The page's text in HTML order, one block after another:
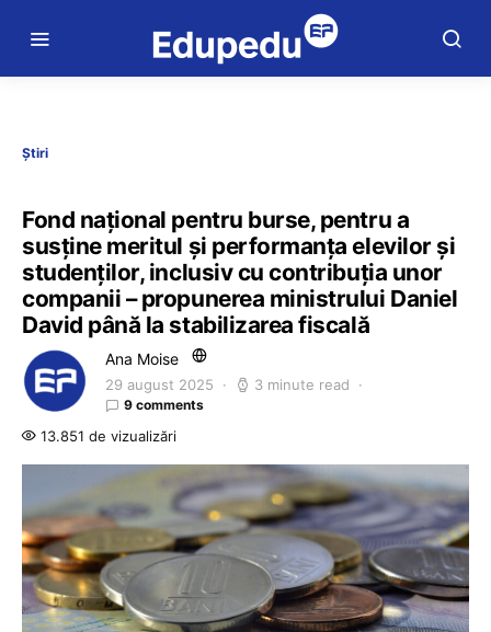
Știri
Fond național pentru burse, pentru a
susține meritul și performanța elevilor și
studenților, inclusiv cu contribuția unor
companii – propunerea ministrului Daniel
David până la stabilizarea fiscală
Ana Moise
29 august 2025 3 minute read
9 comments
13.851 de vizualizări